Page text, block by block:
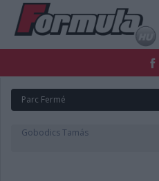
FORMULA
NEMZETKÖZI
Parc Fermé
Gobodics Tamás